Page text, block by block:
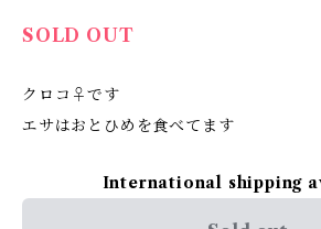
SOLD OUT
クロコ♀です
エサはおとひめを食べてます
International shipping